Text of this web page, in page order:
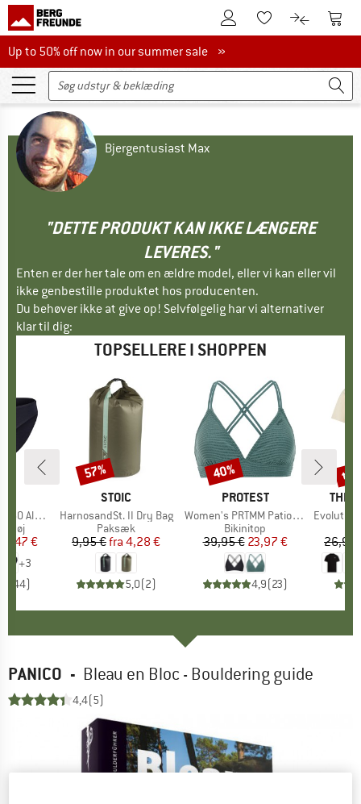
Til kundekontoenTil huskesedlen.
Til Til
Up to 50% off now in our summer sale
Up to 50% off now in our summer sale »
Bjergentusiast Max
"DETTE PRODUKT KAN IKKE LÆNGERE
LEVERES."
Enten er der her tale om en ældre model, eller vi kan eller vil
ikke genbestille produktet hos producenten.
Du behøver ikke at give op! Selvfølgelig har vi alternativer
klar til dig:
TOPSELLERE I SHOPPEN
Brief
pris
€
+3
44)
MÆRKE
STOIC
Artikel
HarnosandSt. II Dry Bag
Produktgruppe
Paksæk
Pris
9,95 € Nedsat pris
fra 4,28 €
5,0(2)
Rabat
57%
MÆRKE
PROTEST
Artikel
Women's PRTMM Patio Triangle
Produktgruppe
Bikinitop
Pris
39,95 €Nedsat pris
23,97 €
4,9(23)
Rabat
40%
THE
Artikel
Evolution
26,95
til
PANICO - Bleau en Bloc - Bouldering guide
4,4(5)